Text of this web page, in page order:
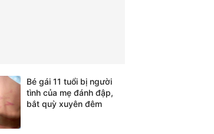
Bé gái 11 tuổi bị người
tình của mẹ đánh đập,
bắt quỳ xuyên đêm